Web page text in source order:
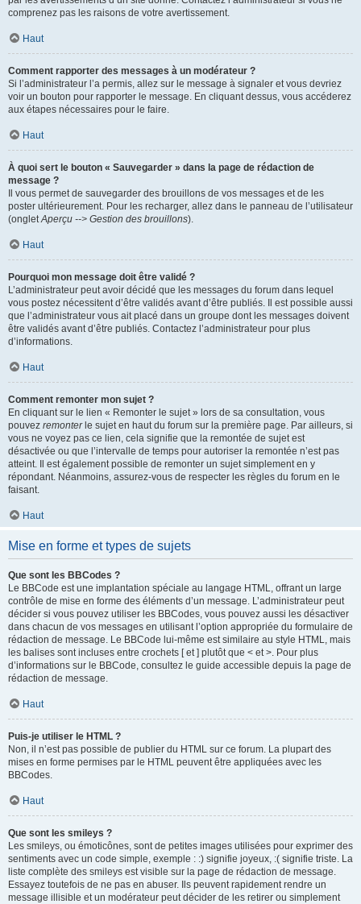
comprenez pas les raisons de votre avertissement.
Haut
Comment rapporter des messages à un modérateur ?
Si l’administrateur l’a permis, allez sur le message à signaler et vous devriez
voir un bouton pour rapporter le message. En cliquant dessus, vous accéderez
aux étapes nécessaires pour le faire.
Haut
À quoi sert le bouton « Sauvegarder » dans la page de rédaction de
message ?
Il vous permet de sauvegarder des brouillons de vos messages et de les
poster ultérieurement. Pour les recharger, allez dans le panneau de l’utilisateur
(ongletAperçu --> Gestion des brouillons).
Haut
Pourquoi mon message doit être validé ?
L’administrateur peut avoir décidé que les messages du forum dans lequel
vous postez nécessitent d’être validés avant d’être publiés. Il est possible aussi
que l’administrateur vous ait placé dans un groupe dont les messages doivent
être validés avant d’être publiés. Contactez l’administrateur pour plus
d’informations.
Haut
Comment remonter mon sujet ?
En cliquant sur le lien « Remonter le sujet » lors de sa consultation, vous
pouvez remonterle sujet en haut du forum sur la première page. Par ailleurs, si
vous ne voyez pas ce lien, cela signifie que la remontée de sujet est
désactivée ou que l’intervalle de temps pour autoriser la remontée n’est pas
atteint. Il est également possible de remonter un sujet simplement en y
répondant. Néanmoins, assurez-vous de respecter les règles du forum en le
faisant.
Haut
Mise en forme et types de sujets
Que sont les BBCodes ?
Le BBCode est une implantation spéciale au langage HTML, offrant un large
contrôle de mise en forme des éléments d’un message. L’administrateur peut
décider si vous pouvez utiliser les BBCodes, vous pouvez aussi les désactiver
dans chacun de vos messages en utilisant l’option appropriée du formulaire de
rédaction de message. Le BBCode lui-même est similaire au style HTML, mais
les balises sont incluses entre crochets [ et ] plutôt que < et >. Pour plus
d’informations sur le BBCode, consultez le guide accessible depuis la page de
rédaction de message.
Haut
Puis-je utiliser le HTML ?
Non, il n’est pas possible de publier du HTML sur ce forum. La plupart des
mises en forme permises par le HTML peuvent être appliquées avec les
BBCodes.
Haut
Que sont les smileys ?
Les smileys, ou émoticônes, sont de petites images utilisées pour exprimer des
sentiments avec un code simple, exemple : :) signifie joyeux, :( signifie triste. La
liste complète des smileys est visible sur la page de rédaction de message.
Essayez toutefois de ne pas en abuser. Ils peuvent rapidement rendre un
message illisible et un modérateur peut décider de les retirer ou simplement